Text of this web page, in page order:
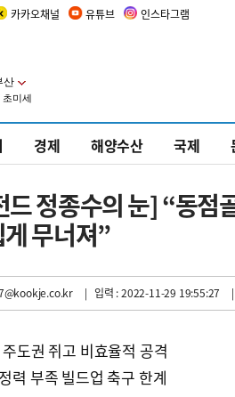
카카오채널 유튜브 인스타그램
경제 해양수산 국제
드 정종수의 눈] “동
무너져”
| 입력 : 2022-11-29 19:55:27
도권 쥐고 비효율적 공격
력 부족 빌드업 축구 한계